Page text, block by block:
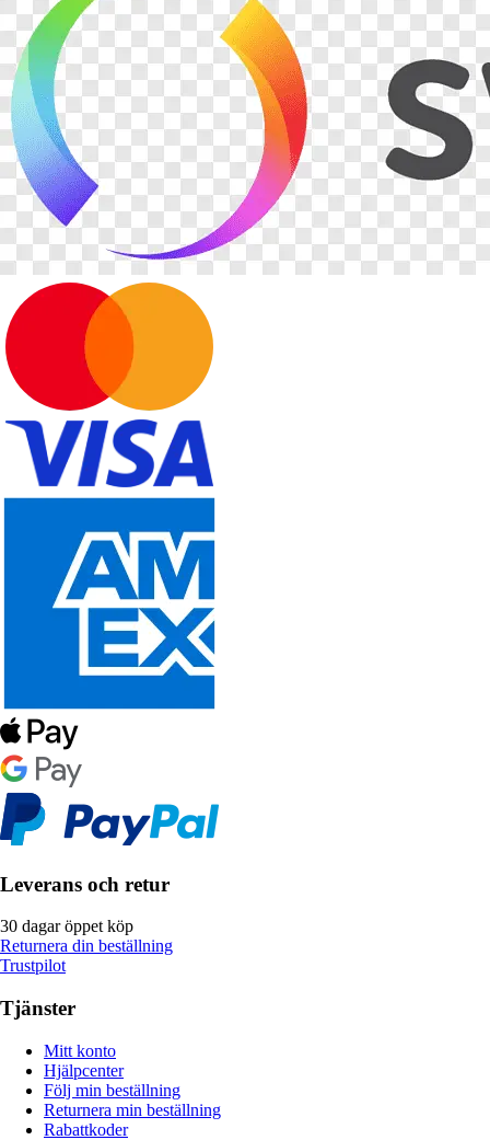
Leverans och retur
30 dagar öppet köp
Returnera din beställning
Trustpilot
Tjänster
Mitt konto
Hjälpcenter
Följ min beställning
Returnera min beställning
Rabattkoder